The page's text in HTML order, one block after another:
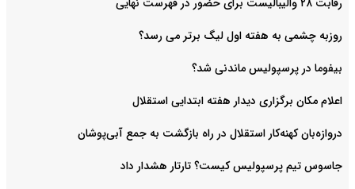
روزبه چشمی به هفته اول لیگ برتر می رسد؟
بیفوما در پرسپولیس ماندنی شد؟
اعلام مکان برگزاری دیدار هفته ابتدایی استقلال
دروازه‌بان کهنه‌کار استقلال در راه بازگشت به جمع آبی‌پوشان
جاسوس تیم پرسپولیس کیست؟ تارتار هشدار داد